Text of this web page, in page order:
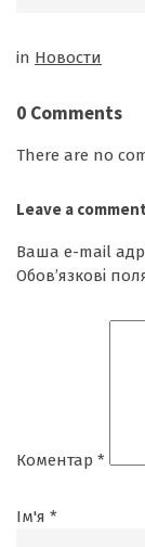
in Новости
0 Comments
There are no
Leave a comment
Ваша e-mail
Обов’язкові
Коментар *
Ім'я *